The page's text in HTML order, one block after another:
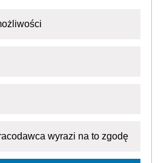
wyrazi na to zgodę